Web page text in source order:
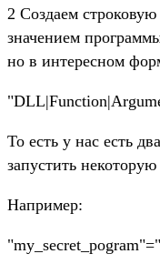
2 Создаем
значением
но в интересном
То есть у нас есть
запустить
Например: